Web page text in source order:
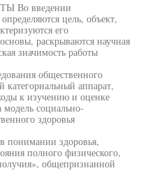
Во введении
цель, объект,
его
раскрываются научная
значимость работы
общественного
категориальный аппарат,
к изучению и оценке
модель социально-
здоровья
понимании здоровья,
полного физического,
общепризнанной